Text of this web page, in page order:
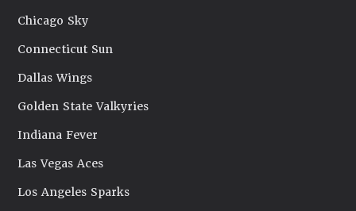
Chicago Sky
Connecticut Sun
Dallas Wings
Golden State Valkyries
Indiana Fever
Las Vegas Aces
Los Angeles Sparks